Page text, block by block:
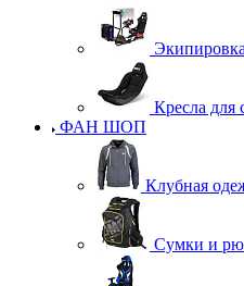
Кресла для
ФАН ШОП
Клубная
Сумки и